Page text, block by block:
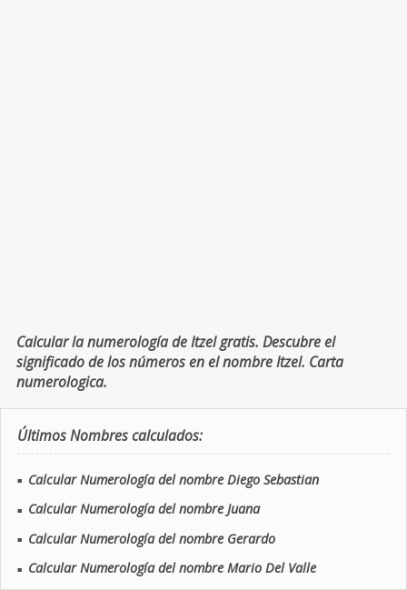
Calcular la numerología de Itzel gratis. Descubre el
significado de los números en el nombre Itzel. Carta
numerologica.
Últimos Nombres calculados:
■ Calcular Numerología del nombre Diego Sebastian
■ Calcular Numerología del nombre Juana
■ Calcular Numerología del nombre Gerardo
■ Calcular Numerología del nombre Mario Del Valle